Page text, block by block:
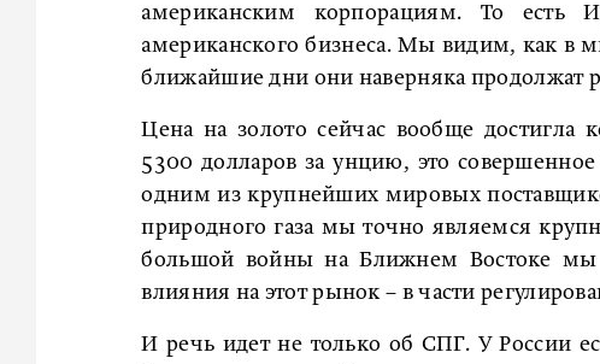
американским корпорациям. То
американского бизнеса. Мы видим, как в
ближайшие дни они наверняка продолжат
Цена на золото сейчас вообще достигла
5300 долларов за унцию, это
одним из крупнейших мировых
природного газа мы точно являемся
большой войны на Ближнем Востоке
влияния на этот рынок – в части
И речь идет не только об СПГ. У России